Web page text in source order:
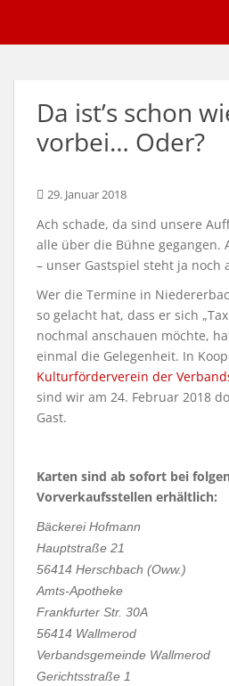
i
Da ist’s schon
vorbei… Oder?
29. Januar 2018
Ach schade, da sind unsere
alle über die Bühne gegangen.
– unser Gastspiel steht ja noch
Wer die Termine in
so gelacht hat, dass er sich
nochmal anschauen möchte,
einmal die Gelegenheit. In
Kulturförderverein der
sind wir am 24. Februar 2018
Gast.
Karten sind ab sofort bei
Vorverkaufsstellen erhältlich:
Bäckerei Hofmann
Hauptstraße 21
56414 Herschbach (Oww.)
Amts-Apotheke
Frankfurter Str. 30A
56414 Wallmerod
Verbandsgemeinde Wallmerod
Gerichtsstraße 1